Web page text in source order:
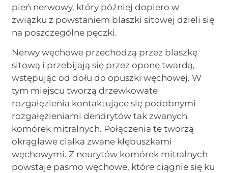
pień nerwowy, który później dopiero w
związku z powstaniem blaszki sitowej dzieli się
na poszczególne pęczki.
Nerwy węchowe przechodzą przez blaszkę
sitową i przebijają się przez oponę twardą,
wstępując od dołu do opuszki węchowej. W
tym miejscu tworzą drzewkowate
rozgałęzienia kontaktujące się podobnymi
rozgałęzieniami dendrytów tak zwanych
komórek mitralnych. Połączenia te tworzą
okrągławe ciałka zwane kłębuszkami
węchowymi. Z neurytów komórek mitralnych
powstaje pasmo węchowe, które ciągnie się ku